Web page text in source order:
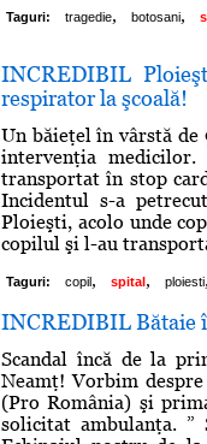
Taguri: tragedie, botosani,
INCREDIBIL
respirator la şcoală!
Un băieţel în vârstă
intervenţia
transportat în stop
Incidentul s-a
Ploieşti, acolo unde
copilul şi l-au
Taguri: copil, spital, ploiesti,
INCREDIBIL Bătaie
Scandal încă de la
Neamţ! Vorbim
(Pro România) şi
solicitat ambulanţa. ”